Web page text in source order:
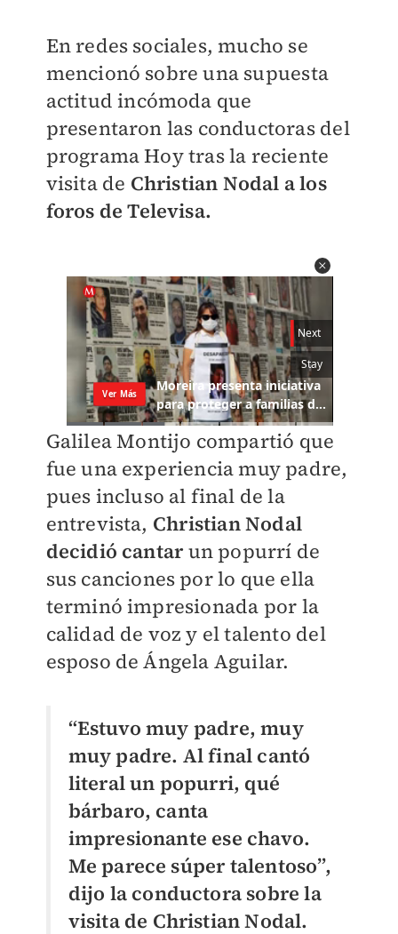
En redes sociales, mucho se
mencionó sobre una supuesta
actitud incómoda que
presentaron las conductoras del
programa Hoy tras la reciente
visita de Christian Nodal a los
foros de Televisa.
Galilea Montijo compartió que
fue una experiencia muy padre,
pues incluso al final de la
entrevista, Christian Nodal
decidió cantarun popurrí de
sus canciones por lo que ella
terminó impresionada por la
calidad de voz y el talento del
esposo de Ángela Aguilar.
“Estuvo muy padre, muy
muy padre. Al final cantó
literal un popurri, qué
bárbaro, canta
impresionante ese chavo.
Me parece súper talentoso”,
dijo la conductora sobre la
visita de Christian Nodal.